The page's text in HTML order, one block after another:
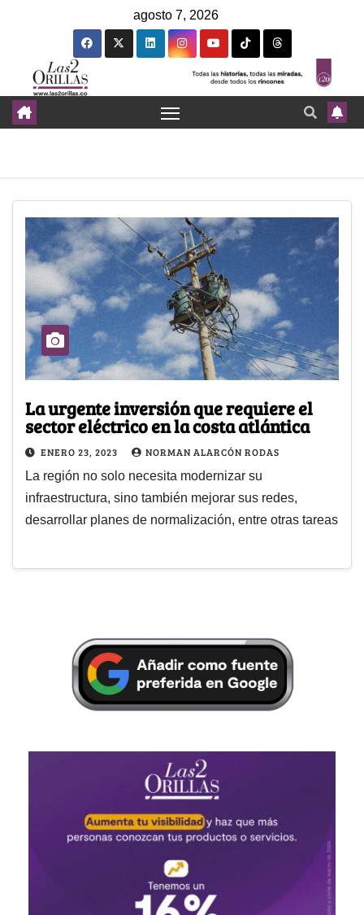
agosto 7, 2026
La urgente inversión que requiere el
sector eléctrico en la costa atlántica
ENERO 23, 2023 NORMAN ALARCÓN RODAS
La región no solo necesita modernizar su
infraestructura, sino también mejorar sus redes,
desarrollar planes de normalización, entre otras tareas